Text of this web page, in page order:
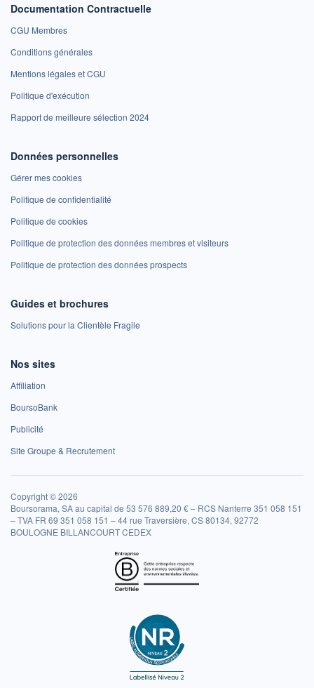
Documentation Contractuelle
CGU Membres
Conditions générales
Mentions légales et CGU
Politique d'exécution
Rapport de meilleure sélection 2024
Données personnelles
Gérer mes cookies
Politique de confidentialité
Politique de cookies
Politique de protection des données membres et visiteurs
Politique de protection des données prospects
Guides et brochures
Solutions pour la Clientèle Fragile
Nos sites
Affiliation
BoursoBank
Publicité
Site Groupe & Recrutement
Copyright © 2026
Boursorama, SA au capital de 53 576 889,20 € – RCS Nanterre 351 058 151
– TVA FR 69 351 058 151 – 44 rue Traversière, CS 80134, 92772
BOULOGNE BILLANCOURT CEDEX